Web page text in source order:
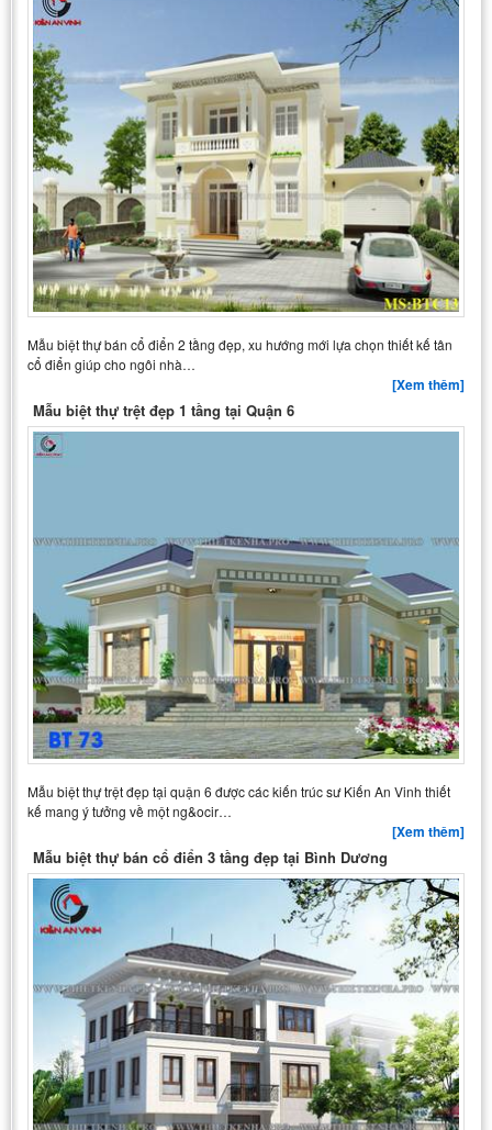
Mẫu biệt thự bán cổ điển 2 tầng đẹp, xu hướng mới lựa chọn thiết kế tân
cổ điển giúp cho ngôi nhà…
[Xem thêm]
Mẫu biệt thự trệt đẹp 1 tầng tại Quận 6
Mẫu biệt thự trệt đẹp tại quận 6 được các kiến trúc sư Kiến An Vinh thiết
kế mang ý tưởng về một ng&ocir…
[Xem thêm]
Mẫu biệt thự bán cổ điển 3 tầng đẹp tại Bình Dương